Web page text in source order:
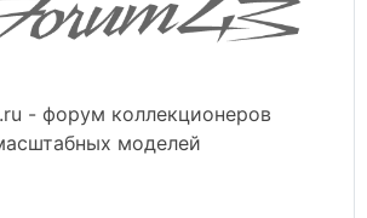
- форум коллекционеров
моделей